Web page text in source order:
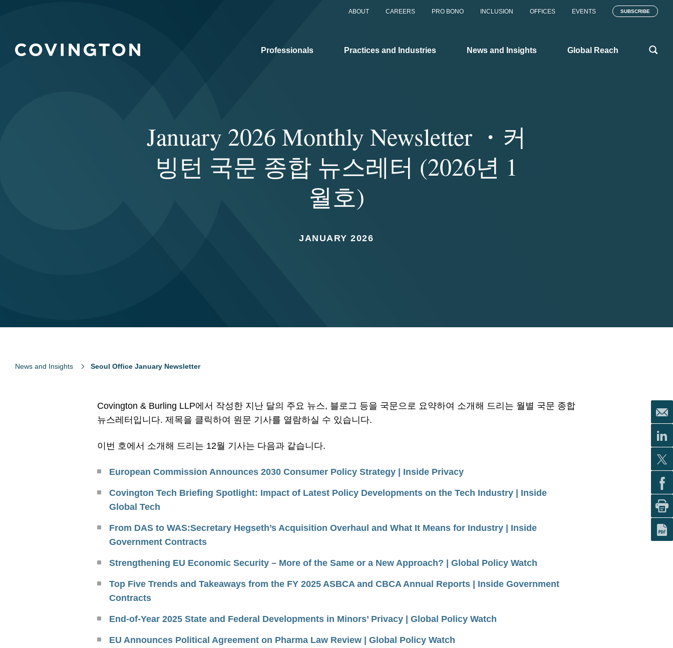
ABOUT CAREERS PRO BONO INCLUSION OFFICES EVENTS SUBSCRIBE
Professionals Practices and Industries News and Insights Global Reach
January 2026 Monthly Newsletter ・커
빙턴 국문 종합 뉴스레터 (2026년 1
월호)
JANUARY 2026
News and Insights Seoul Office January Newsletter
Covington & Burling LLP에서 작성한 지난 달의 주요 뉴스, 블로그 등을 국문으로 요약하여 소개해 드리는 월별 국문 종합
뉴스레터입니다. 제목을 클릭하여 원문 기사를 열람하실 수 있습니다.
이번 호에서 소개해 드리는 12월 기사는 다음과 같습니다.
European Commission Announces 2030 Consumer Policy Strategy | Inside Privacy
Covington Tech Briefing Spotlight: Impact of Latest Policy Developments on the Tech Industry | Inside
Global Tech
From DAS to WAS:Secretary Hegseth’s Acquisition Overhaul and What It Means for Industry | Inside
Government Contracts
Strengthening EU Economic Security – More of the Same or a New Approach? | Global Policy Watch
Top Five Trends and Takeaways from the FY 2025 ASBCA and CBCA Annual Reports | Inside Government
Contracts
End-of-Year 2025 State and Federal Developments in Minors’ Privacy | Global Policy Watch
EU Announces Political Agreement on Pharma Law Review | Global Policy Watch